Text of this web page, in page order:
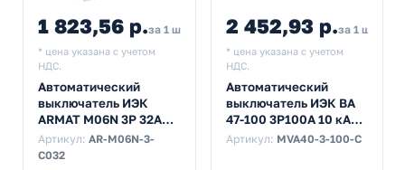
1 823,56 р.за 1 шт
* цена указана с учетом
НДС.
Автоматический
выключатель ИЭК
ARMAT M06N 3Р 32А
6кА характеристика С
(автомат
Артикул: AR-M06N-3-
C032
2 452,93 р.за 1 шт
* цена указана с учетом
НДС.
Автоматический
выключатель ИЭК ВА
47-100 3Р100А 10 кА
характеристика С
Артикул: MVA40-3-100-C